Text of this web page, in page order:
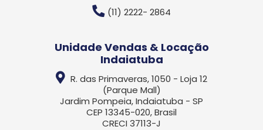
(11) 2222- 2864
Unidade Vendas & Locação
Indaiatuba
R. das Primaveras, 1050 - Loja 12
(Parque Mall)
Jardim Pompeia, Indaiatuba - SP
CEP 13345-020, Brasil
CRECI 37113-J